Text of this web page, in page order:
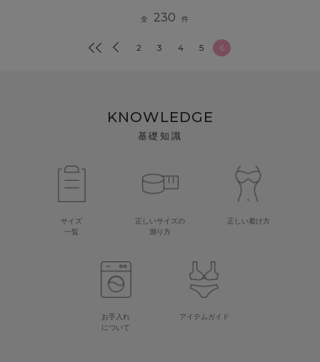
全 230 件
2 3 4 5 6
KNOWLEDGE
基礎知識
サイズ
一覧
正しいサイズの
測り方
正しい着け方
お手入れ
について
アイテムガイド